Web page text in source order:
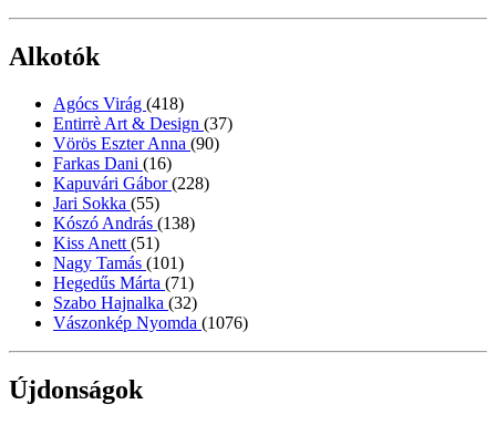
Alkotók
Agócs Virág (418)
Entirrè Art & Design (37)
Vörös Eszter Anna (90)
Farkas Dani (16)
Kapuvári Gábor(228)
Jari Sokka (55)
Kószó András (138)
Kiss Anett (51)
Nagy Tamás (101)
Hegedűs Márta (71)
Szabo Hajnalka (32)
Vászonkép Nyomda (1076)
Újdonságok